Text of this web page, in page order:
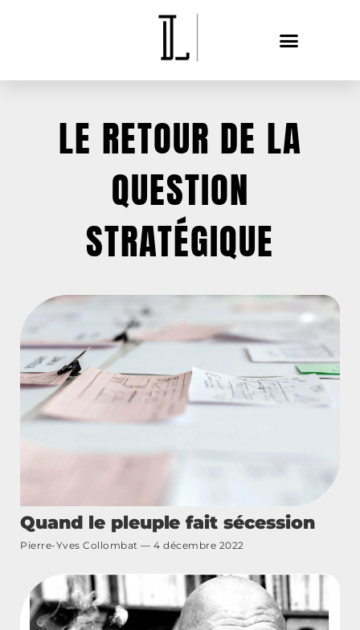
LE RETOUR DE LA
QUESTION
STRATÉGIQUE
Quand le pleuple fait sécession
Pierre-Yves Collombat 4 décembre 2022